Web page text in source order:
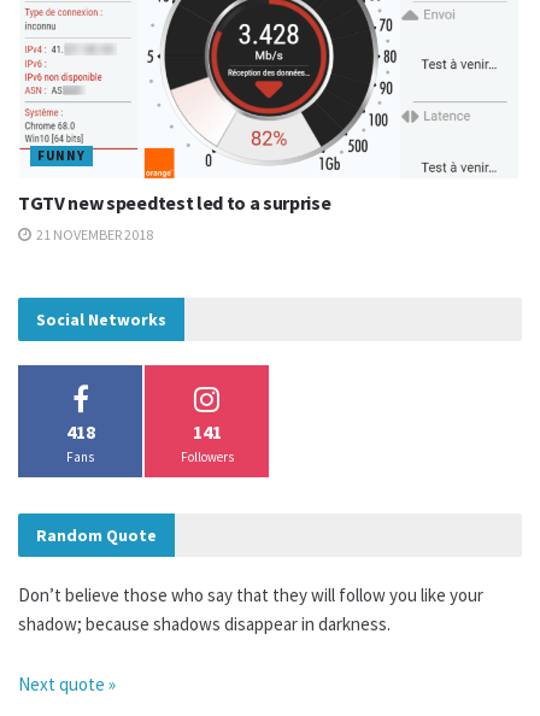
FUNNY
TGTV new speedtest led to a surprise
21 NOVEMBER 2018
Social Networks
418
Fans
141
Followers
Random Quote
Don’t believe those who say that they will follow you like your
shadow; because shadows disappear in darkness.
Next quote »